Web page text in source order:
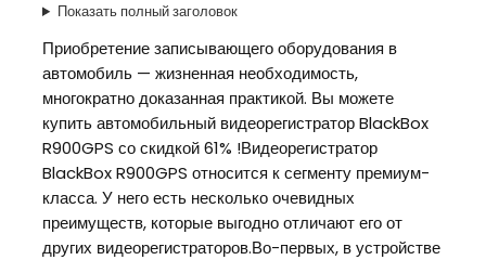
Показать полный заголовок
Приобретение записывающего оборудования в
автомобиль — жизненная необходимость,
многократно доказанная практикой. Вы можете
купить автомобильный видеорегистратор BlackBox
R900GPS со скидкой 61% !Видеорегистратор
BlackBox R900GPS относится к сегменту премиум-
класса. У него есть несколько очевидных
преимуществ, которые выгодно отличают его от
других видеорегистраторов.Во-первых, в устройстве